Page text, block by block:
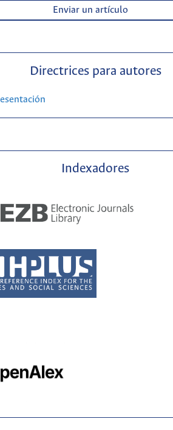
Enviar un artículo
Directrices para autores
Indexadores